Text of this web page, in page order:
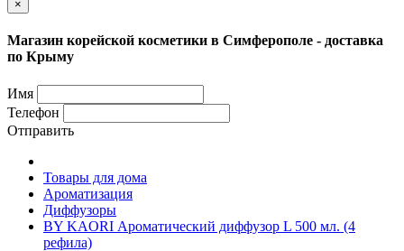
×
Магазин корейской косметики в Симферополе - доставка
по Крыму
Имя
Телефон
Отправить
Товары для дома
Ароматизация
Диффузоры
BY KAORI Ароматический диффузор L 500 мл. (4
рефила)